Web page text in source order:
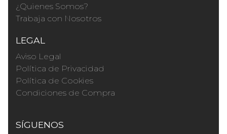
¿Quienes Somos?
Trabaja con Nosotros
LEGAL
Aviso Legal
Política de Privacidad
Política de Cookies
Condiciones de Compra
SÍGUENOS